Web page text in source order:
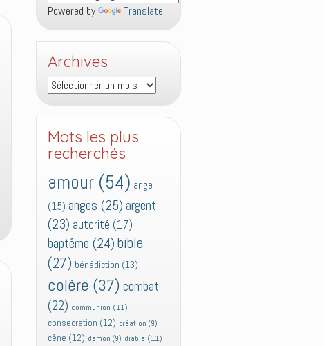
Powered by Translate
Archives
Archives
Mots les plus
recherchés
amour (54) ange
(15) anges (25) argent
(23) autorité (17)
baptême (24) bible
(27) bénédiction (13)
colère (37) combat
(22) communion (11)
consecration (12) création (9)
cène (12) demon (9) diable (11)